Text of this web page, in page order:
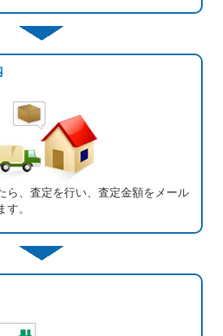
ら、査定を行い、査定金額をメール
。